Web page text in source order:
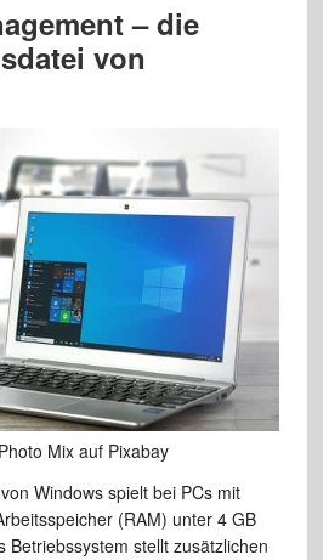
– die
von
Mix auf Pixabay
Windows spielt bei PCs mit
(RAM) unter 4 GB
Betriebssystem stellt zusätzlichen